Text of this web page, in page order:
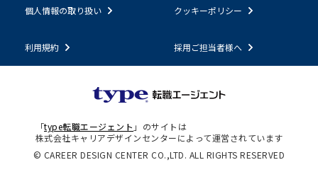
個人情報の取り扱い クッキーポリシー
利用規約 採用ご担当者様へ
「type転職エージェント 」のサイトは
株式会社キャリアデザインセンターによって運営されています
© CAREER DESIGN CENTER CO.,LTD. ALL RIGHTS RESERVED